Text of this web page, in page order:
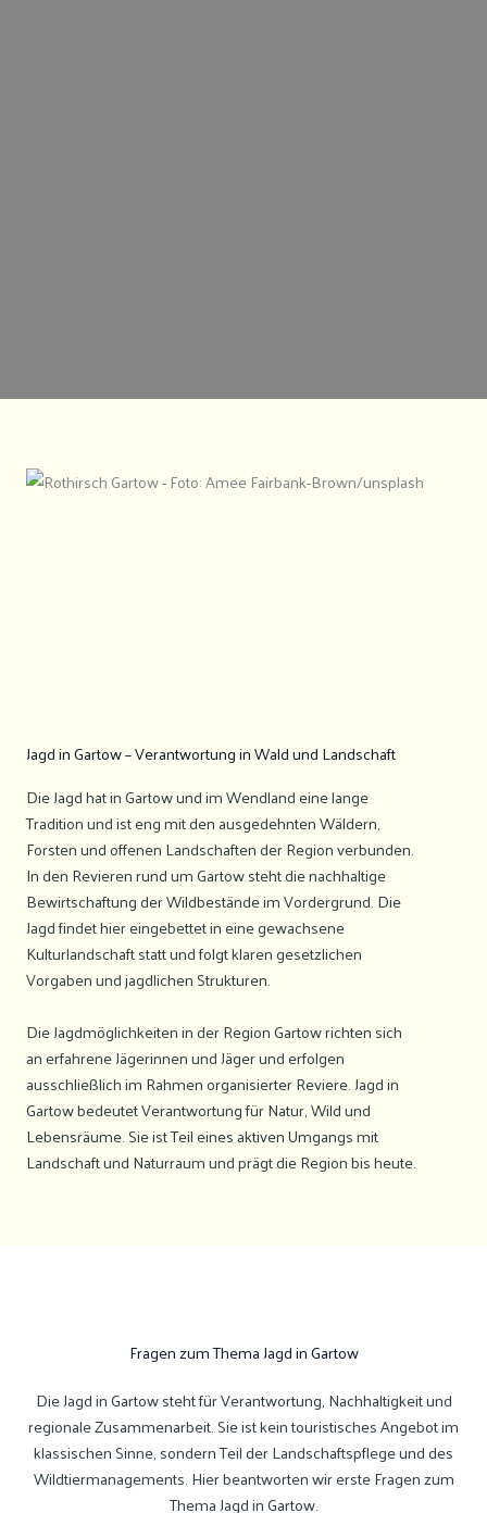
Jagd in Gartow – Verantwortung in Wald und Landschaft
Die Jagd hat in Gartow und im Wendland eine lange
Tradition und ist eng mit den ausgedehnten Wäldern,
Forsten und offenen Landschaften der Region verbunden.
In den Revieren rund um Gartow steht die nachhaltige
Bewirtschaftung der Wildbestände im Vordergrund. Die
Jagd findet hier eingebettet in eine gewachsene
Kulturlandschaft statt und folgt klaren gesetzlichen
Vorgaben und jagdlichen Strukturen.
Die Jagdmöglichkeiten in der Region Gartow richten sich
an erfahrene Jägerinnen und Jäger und erfolgen
ausschließlich im Rahmen organisierter Reviere. Jagd in
Gartow bedeutet Verantwortung für Natur, Wild und
Lebensräume. Sie ist Teil eines aktiven Umgangs mit
Landschaft und Naturraum und prägt die Region bis heute.
Fragen zum Thema Jagd in Gartow
Die Jagd in Gartow steht für Verantwortung, Nachhaltigkeit und
regionale Zusammenarbeit. Sie ist kein touristisches Angebot im
klassischen Sinne, sondern Teil der Landschaftspflege und des
Wildtiermanagements. Hier beantworten wir erste Fragen zum
Thema Jagd in Gartow.